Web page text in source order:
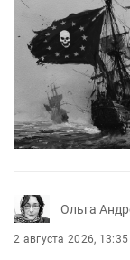
Ольга
2 августа 2026, 13:35